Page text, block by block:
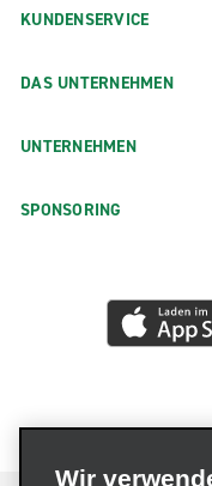
KUNDENSERVICE
DAS UNTERNEHMEN
UNTERNEHMEN
SPONSORING
Wir